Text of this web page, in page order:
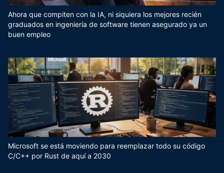
Ahora que compiten con la IA, ni siquiera los mejores recién
graduados en ingeniería de software tienen asegurado ya un
buen empleo
Microsoft se está moviendo para reemplazar todo su código
C/C++ por Rust de aquí a 2030